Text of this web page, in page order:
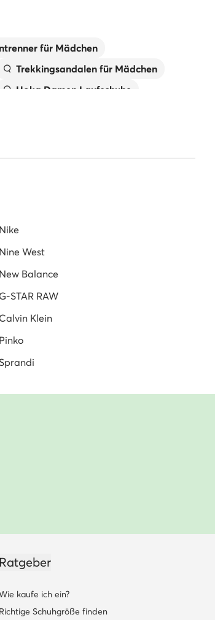
für Mädchen
Trekkingsandalen für Mädchen
Hoka Damen Laufschuhe
Nike
Nine West
New Balance
G-STAR RAW
Calvin Klein
Pinko
Sprandi
Ratgeber
kaufe ich ein?
Richtige Schuhgröße finden